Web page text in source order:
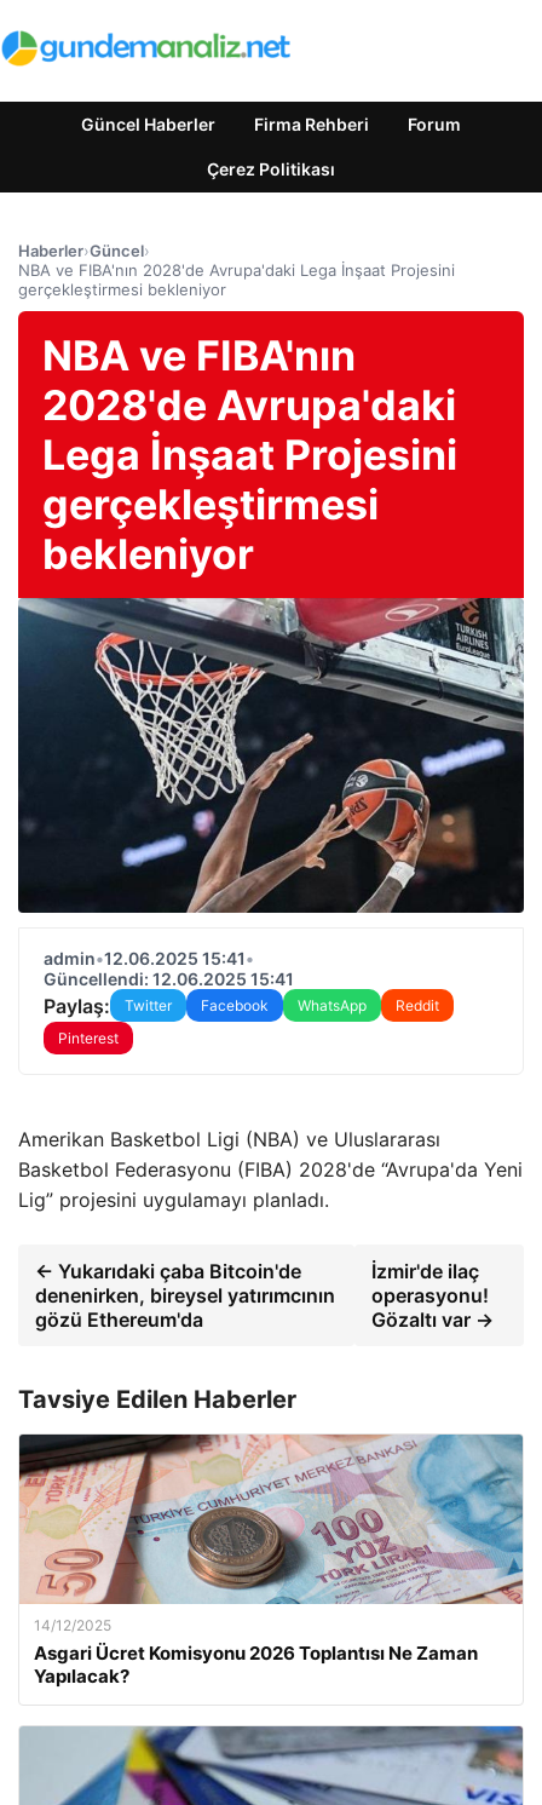
Güncel Haberler Firma Rehberi Forum
Çerez Politikası
Haberler›Güncel›
NBA ve FIBA'nın 2028'de Avrupa'daki Lega İnşaat Projesini
gerçekleştirmesi bekleniyor
NBA ve FIBA'nın
2028'de Avrupa'daki
Lega İnşaat Projesini
gerçekleştirmesi
bekleniyor
admin•12.06.2025 15:41•
Güncellendi: 12.06.2025 15:41
Paylaş: Twitter Facebook WhatsApp
Reddit
Pinterest
Amerikan Basketbol Ligi (NBA) ve Uluslararası
Basketbol Federasyonu (FIBA) 2028'de “Avrupa'da Yeni
Lig” projesini uygulamayı planladı.
← Yukarıdaki çaba Bitcoin'de
denenirken, bireysel yatırımcının
gözü Ethereum'da
İzmir'de ilaç
operasyonu!
Gözaltı var →
Tavsiye Edilen Haberler
14/12/2025
Asgari Ücret Komisyonu 2026 Toplantısı Ne Zaman
Yapılacak?